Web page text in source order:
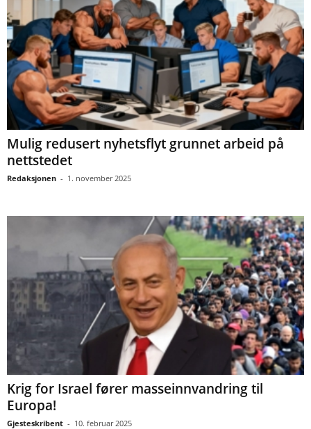
Mulig redusert nyhetsflyt grunnet arbeid på
nettstedet
Redaksjonen - 1. november 2025
Krig for Israel fører masseinnvandring til
Europa!
Gjesteskribent - 10. februar 2025